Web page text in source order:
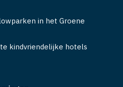
in het Groene
kindvriendelijke hotels